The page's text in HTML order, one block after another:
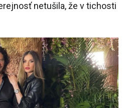
netušila, že v tichosti